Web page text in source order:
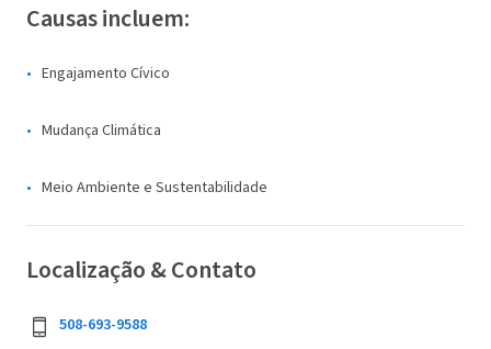
Causas incluem:
Engajamento Cívico
Mudança Climática
Meio Ambiente e Sustentabilidade
Localização & Contato
508-693-9588